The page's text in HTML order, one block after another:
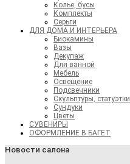
Колье, бусы
Комплекты
Серьги
ДЛЯ ДОМА И ИНТЕРЬЕРА
Биокамины
Вазы
Декупаж
Для ванной
Мебель
Освещение
Подсвечники
Скульптуры, статуэтки
Сундуки
Цветы
СУВЕНИРЫ
ОФОРМЛЕНИЕ В БАГЕТ
Новости салона